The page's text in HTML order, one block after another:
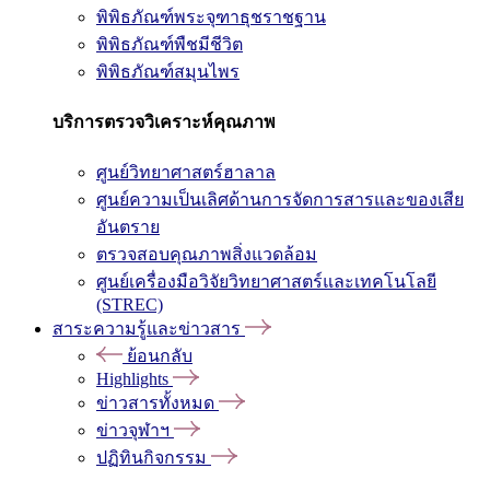
พิพิธภัณฑ์พระจุฑาธุชราชฐาน
พิพิธภัณฑ์พืชมีชีวิต
พิพิธภัณฑ์สมุนไพร
บริการตรวจวิเคราะห์คุณภาพ
ศูนย์วิทยาศาสตร์ฮาลาล
ศูนย์ความเป็นเลิศด้านการจัดการสารและของเสีย
อันตราย
ตรวจสอบคุณภาพสิ่งแวดล้อม
ศูนย์เครื่องมือวิจัยวิทยาศาสตร์และเทคโนโลยี
(STREC)
สาระความรู้และข่าวสาร
ย้อนกลับ
Highlights
ข่าวสารทั้งหมด
ข่าวจุฬาฯ
ปฏิทินกิจกรรม